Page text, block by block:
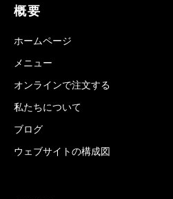
概要
ホームページ
メニュー
オンラインで注文する
私たちについて
ブログ
ウェブサイトの構成図